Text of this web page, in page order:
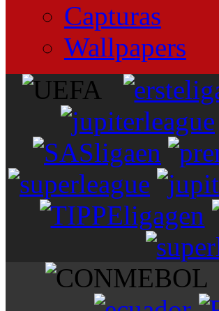
Capturas
Wallpapers